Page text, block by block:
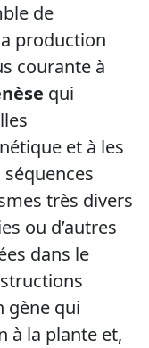
de
production
courante à
qui
et à les
très divers
ou d’autres
dans le
gène qui
à la plante et,